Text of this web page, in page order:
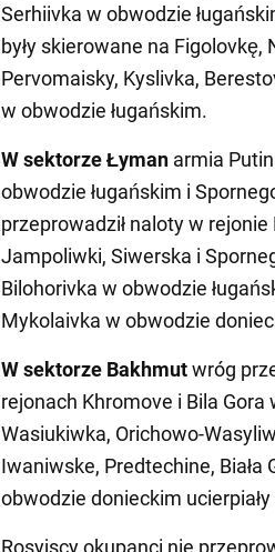
Serhiivka w obwodzie
były skierowane na
Pervomaisky, Kyslivka,
w obwodzie ługańskim.
W sektorze Łyman armia
obwodzie ługańskim i
przeprowadził naloty w
Jampoliwki, Siwerska i
Bilohorivka w obwodzie
Mykolaivka w obwodzie
W sektorze Bakhmutwróg
rejonach Khromove i Bila
Wasiukiwka, Orichowo-
Iwaniwske, Predtechine, Biała
obwodzie donieckim
Rosyjscy okupanci nie